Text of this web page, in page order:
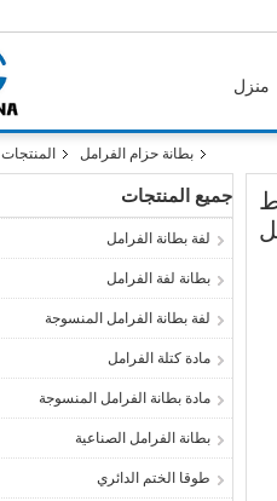
منزل
المنتجات بطانة حزام الفرامل
جميع المنتجات
لفة بطانة الفرامل
بطانة لفة الفرامل
لفة بطانة الفرامل المنسوجة
مادة كتلة الفرامل
مادة بطانة الفرامل المنسوجة
بطانة الفرامل الصناعية
طوقا الختم الدائري